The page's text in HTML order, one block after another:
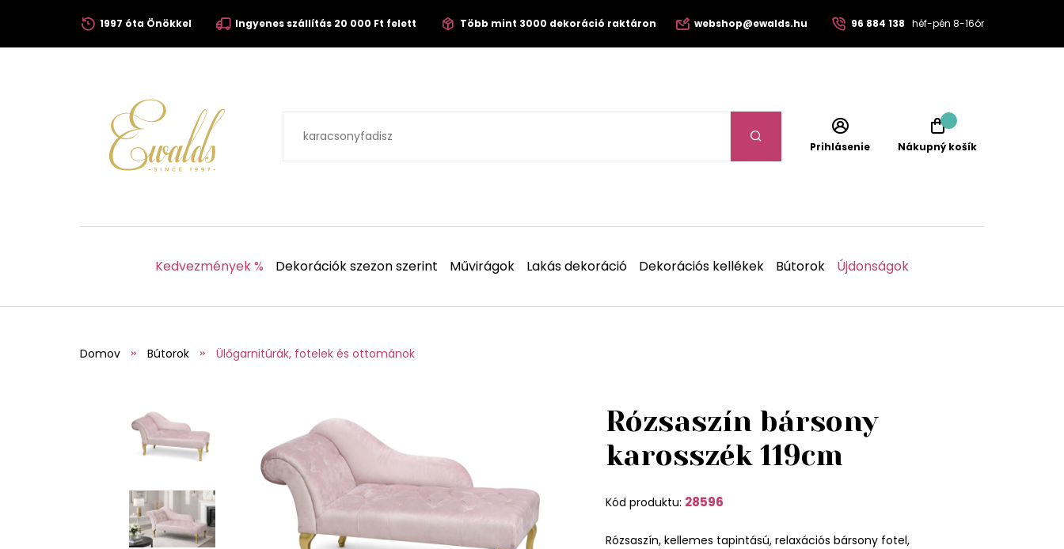
1997 óta Önökkel Ingyenes szállítás 20 000 Ft felett Több mint 3000 dekoráció raktáron webshop@ewalds.hu 96 884 138 héf-pén 8-16ór
Prihlásenie Nákupný košík
Kedvezmények % Dekorációk szezon szerint Művirágok Lakás dekoráció Dekorációs kellékek Bútorok Újdonságok
Domov Bútorok Ülőgarnitúrák, fotelek és ottománok
Rózsaszín bársony
karosszék 119cm
Kód produktu: 28596
Rózsaszín, kellemes tapintású, relaxációs bársony fotel,